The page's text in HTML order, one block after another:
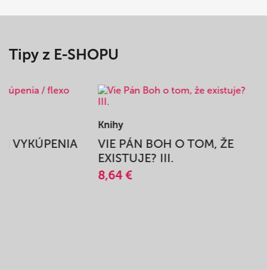
Tipy z E-SHOPU
VYKÚPENIA
Knihy
VIE PÁN BOH O TOM, ŽE
EXISTUJE? III.
8,64 €